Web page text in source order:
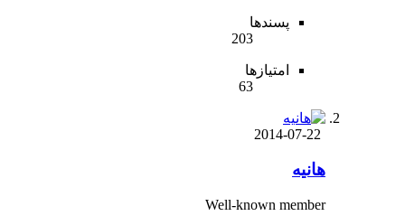
پسندها
203
امتیازها
63
2014-07-22
هانیه
Well-known member